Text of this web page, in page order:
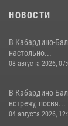
НОВОСТИ
В Кабардино-
настольно...
08 августа 2026,
В Кабардино-
встречу, посвя...
04 августа 2026,